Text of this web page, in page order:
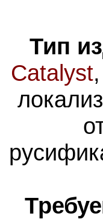
Тип
Catalyst